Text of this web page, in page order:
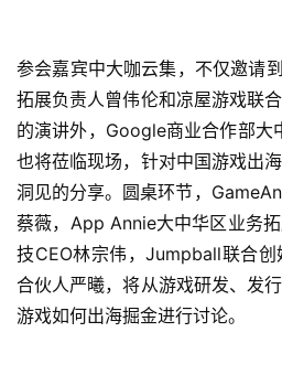
参会嘉宾中大咖云集，不仅邀请
拓展负责人曾伟伦和凉屋游戏联
的演讲外，Google商业合作部大
也将莅临现场，针对中国游戏出
洞见的分享。圆桌环节，
蔡薇， App Annie大中华区业务拓
技CEO林宗伟，Jumpball联合
合伙人严曦，将从游戏研发、发
游戏如何出海掘金进行讨论。